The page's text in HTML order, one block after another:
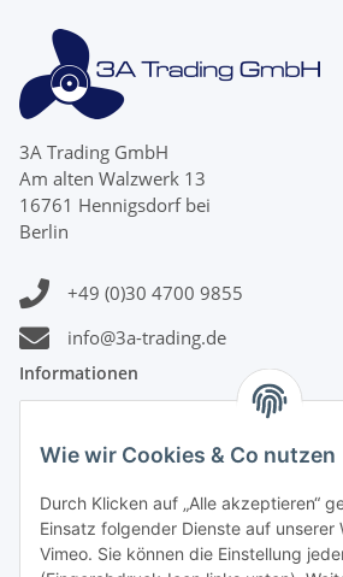
Wie wir Cookies & Co nutzen
Durch Klicken auf „Alle akzeptieren“
Einsatz folgender Dienste auf unserer
Vimeo. Sie können die Einstellung
3A Trading GmbH
Am alten Walzwerk 13
16761 Hennigsdorf bei
Berlin
+49 (0)30 4700 9855
info@3a-trading.de
Informationen
Zahlungsinformationen